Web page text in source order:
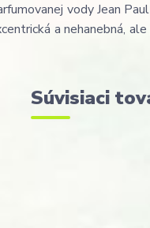
vody Jean
a nehanebná,
Súvisiaci